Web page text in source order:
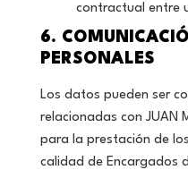
contractual entre
6.
PERSONALES
Los datos pueden ser
relacionadas con JUAN
para la prestación de
calidad de Encargados